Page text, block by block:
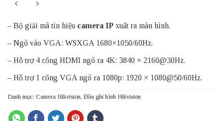
– Bộ giải mã tín hiệu camera IP xuất ra màn hình.
– Ngõ vào VGA: WSXGA 1680×1050/60Hz.
– Hỗ trợ 4 cổng HDMI ngõ ra 4K: 3840 × 2160@30Hz.
– Hỗ trợ 1 cổng VGA ngõ ra 1080p: 1920 × 1080@50/60Hz.
Danh mục: Camera Hikvision, Đầu ghi hình Hikvision